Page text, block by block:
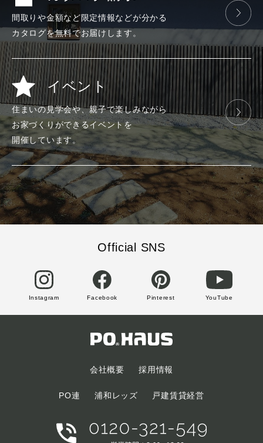
間取りや金額など限定情報などが分かる
カタログを無料でお届けします。
イベント
住まいの見学会や、親子で楽しみながら
お家づくりができるイベントを
開催しています。
Official SNS
Instagram Facebook Pinterest YouTube
会社概要 採用情報
PO連 浦和レッズ 戸建賃貸経営